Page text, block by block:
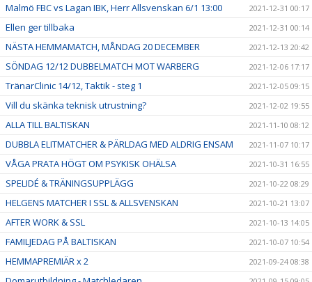
Malmö FBC vs Lagan IBK, Herr Allsvenskan 6/1 13:00 2021-12-31 00:17
Ellen ger tillbaka 2021-12-31 00:14
NÄSTA HEMMAMATCH, MÅNDAG 20 DECEMBER 2021-12-13 20:42
SÖNDAG 12/12 DUBBELMATCH MOT WARBERG 2021-12-06 17:17
TränarClinic 14/12, Taktik - steg 1 2021-12-05 09:15
Vill du skänka teknisk utrustning? 2021-12-02 19:55
ALLA TILL BALTISKAN 2021-11-10 08:12
DUBBLA ELITMATCHER & PÄRLDAG MED ALDRIG ENSAM 2021-11-07 10:17
VÅGA PRATA HÖGT OM PSYKISK OHÄLSA 2021-10-31 16:55
SPELIDÉ & TRÄNINGSUPPLÄGG 2021-10-22 08:29
HELGENS MATCHER I SSL & ALLSVENSKAN 2021-10-21 13:07
AFTER WORK & SSL 2021-10-13 14:05
FAMILJEDAG PÅ BALTISKAN 2021-10-07 10:54
HEMMAPREMIÄR x 2 2021-09-24 08:38